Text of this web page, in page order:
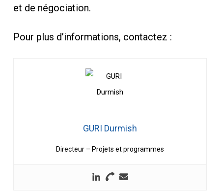
et de négociation.
Pour plus d’informations, contactez :
GURI Durmish
Directeur – Projets et programmes